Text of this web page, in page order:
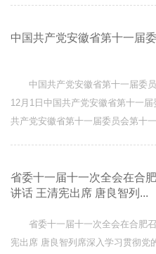
中国共产党安徽省第十一届
中国共产党安徽省第十一届委
12月1日中国共产党安徽省第十一
共产党安徽省第十一届委员会第十一
省委十一届十一次全会在合
讲话 王清宪出席 唐良智列...
省委十一届十一次全会在合肥
宪出席 唐良智列席深入学习贯彻党